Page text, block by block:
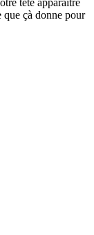
tete apparaitre
çà donne pour